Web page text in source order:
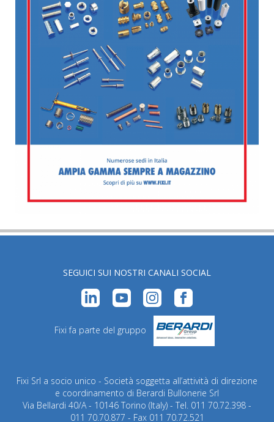
SEGUICI SUI NOSTRI CANALI SOCIAL
Fixi fa parte del gruppo
Fixi Srl a socio unico - Società soggetta all’attività di direzione
e coordinamento di Berardi Bullonerie Srl
Via Bellardi 40/A - 10146 Torino (Italy) - Tel. 011 70.72.398 -
011 70.70.877 - Fax 011 70.72.521